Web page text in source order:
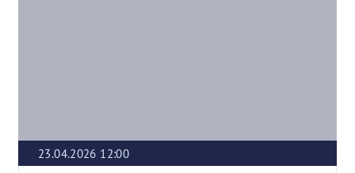
23.04.2026 12:00